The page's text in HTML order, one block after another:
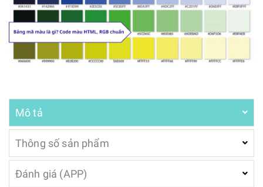
Mô tả
Thông số sản phẩm
Đánh giá (APP)